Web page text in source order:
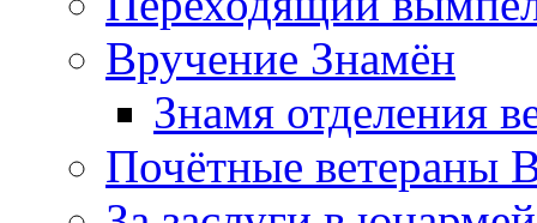
Вручение Знамён
Знамя отделения
Почётные ветераны